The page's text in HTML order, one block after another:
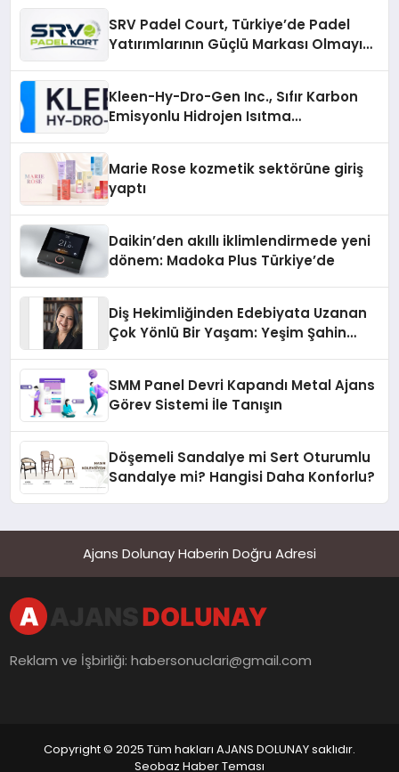
SRV Padel Court, Türkiye’de Padel
Yatırımlarının Güçlü Markası Olmayı
Kleen-Hy-Dro-Gen Inc., Sıfır Karbon
Emisyonlu Hidrojen Isıtma
Marie Rose kozmetik sektörüne giriş
yaptı
Daikin’den akıllı iklimlendirmede yeni
dönem: Madoka Plus Türkiye’de
Diş Hekimliğinden Edebiyata Uzanan
Çok Yönlü Bir Yaşam: Yeşim Şahin
SMM Panel Devri Kapandı Metal Ajans
Görev Sistemi İle Tanışın
Döşemeli Sandalye mi Sert Oturumlu
Sandalye mi? Hangisi Daha Konforlu?
Ajans Dolunay Haberin Doğru Adresi
Reklam ve İşbirliği:habersonuclari@gmail.com
Copyright © 2025 Tüm hakları AJANS DOLUNAY saklıdır.
Seobaz Haber Teması